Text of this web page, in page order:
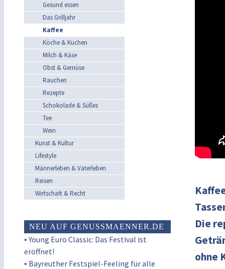
Gesund essen
Das Grilljahr
Kaffee
Köche & Küchen
Milch & Käse
Obst & Gemüse
Rauchen
Rezepte
Schokolade & Süßes
Tee
Wein
Kunst & Kultur
Lifestyle
Männerleben & Vaterleben
Reisen
Wirtschaft & Recht
NEU AUF GENUSSMAENNER.DE
▪Young Euro Classic: Das Festival ist
eröffnet!
▪ Bayreuther Festspiel-Feeling für alle
Die
ohne